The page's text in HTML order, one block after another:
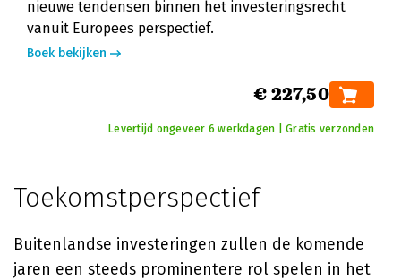
nieuwe tendensen binnen het investeringsrecht
vanuit Europees perspectief.
Boek bekijken
€ 227,50
Levertijd ongeveer 6 werkdagen | Gratis verzonden
Toekomstperspectief
Buitenlandse investeringen zullen de komende
jaren een steeds prominentere rol spelen in het